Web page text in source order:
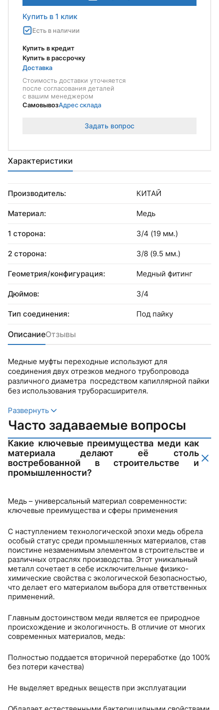
Характеристики
Производитель: КИТАЙ
Материал: Медь
1 сторона: 3/4 (19 мм.)
2 сторона: 3/8 (9.5 мм.)
Геометрия/конфигурация: Медный фитинг
Дюймов: 3/4
Тип соединения: Под пайку
Купить в 1 клик
Есть в наличии
Купить в кредит
Купить в рассрочку
Доставка
Стоимость доставки уточняется
после согласования деталей
с вашим менеджером
СамовывозАдрес склада
Задать вопрос
ОписаниеОтзывы
Медные муфты переходные используют для
соединения двух отрезков медного трубопровода
различного диаметра посредством капиллярной пайки
без использования труборасширителя.
Развернуть
Часто задаваемые вопросы
Какие ключевые преимущества меди как
материала делают её столь
востребованной в строительстве и
промышленности?
Медь – универсальный материал современности:
ключевые преимущества и сферы применения
С наступлением технологической эпохи медь обрела
особый статус среди промышленных материалов, став
поистине незаменимым элементом в строительстве и
различных отраслях производства. Этот уникальный
металл сочетает в себе исключительные физико-
химические свойства с экологической безопасностью,
что делает его материалом выбора для ответственных
применений.
Главным достоинством меди является ее природное
происхождение и экологичность. В отличие от многих
современных материалов, медь:
Полностью поддается вторичной переработке (до 100%
без потери качества)
Не выделяет вредных веществ при эксплуатации